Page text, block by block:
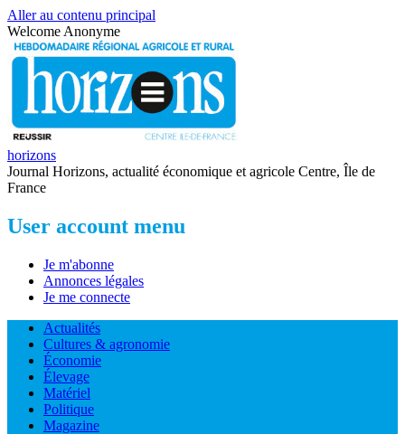
Aller au contenu principal
Welcome Anonyme
horizons
Journal Horizons, actualité économique et agricole Centre, Île de
France
User account menu
Je m'abonne
Annonces légales
Je me connecte
Actualités
Cultures & agronomie
Économie
Élevage
Matériel
Politique
Magazine